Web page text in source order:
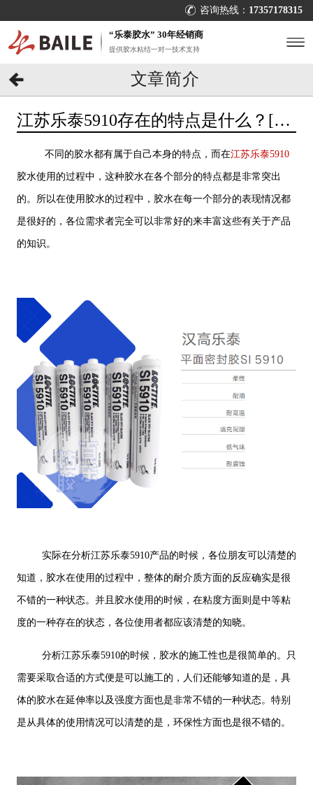
咨询热线： 17357178315
“乐泰胶水” 30年经销商
提供胶水粘结一对一技术支持
文章简介
江苏乐泰5910存在的特点是什么？[百
不同的胶水都有属于自己本身的特点，而在江苏乐泰5910
胶水使用的过程中，这种胶水在各个部分的特点都是非常突出
的。所以在使用胶水的过程中，胶水在每一个部分的表现情况都
是很好的，各位需求者完全可以非常好的来丰富这些有关于产品
的知识。
实际在分析江苏乐泰5910产品的时候，各位朋友可以清楚的
知道，胶水在使用的过程中，整体的耐介质方面的反应确实是很
不错的一种状态。并且胶水使用的时候，在粘度方面则是中等粘
度的一种存在的状态，各位使用者都应该清楚的知晓。
分析江苏乐泰5910的时候，胶水的施工性也是很简单的。只
需要采取合适的方式便是可以施工的，人们还能够知道的是，具
体的胶水在延伸率以及强度方面也是非常不错的一种状态。特别
是从具体的使用情况可以清楚的是，环保性方面也是很不错的。